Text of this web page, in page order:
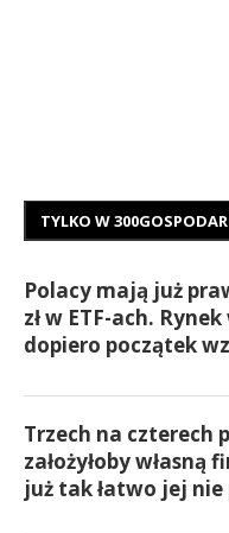
TYLKO W
Polacy mają już
zł w ETF-ach.
dopiero początek
Trzech na czterech
założyłoby własną
już tak łatwo jej nie